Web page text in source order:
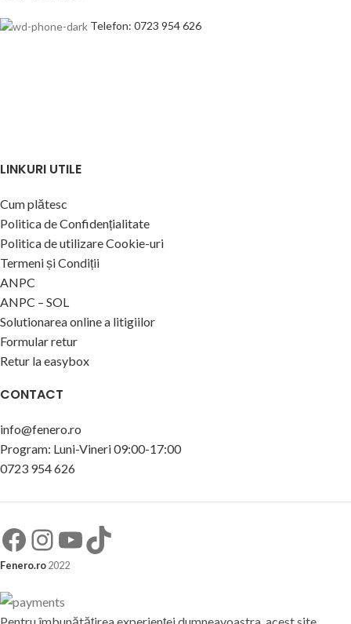
Telefon: 0723 954 626
LINKURI UTILE
Cum plătesc
Politica de Confidențialitate
Politica de utilizare Cookie-uri
Termeni și Condiții
ANPC
ANPC – SOL
Solutionarea online a litigiilor
Formular retur
Retur la easybox
CONTACT
info@fenero.ro
Program: Luni-Vineri 09:00-17:00
0723 954 626
Fenero.ro2022
Pentru îmbunătăţirea experienţei dumneavoastra, acest site